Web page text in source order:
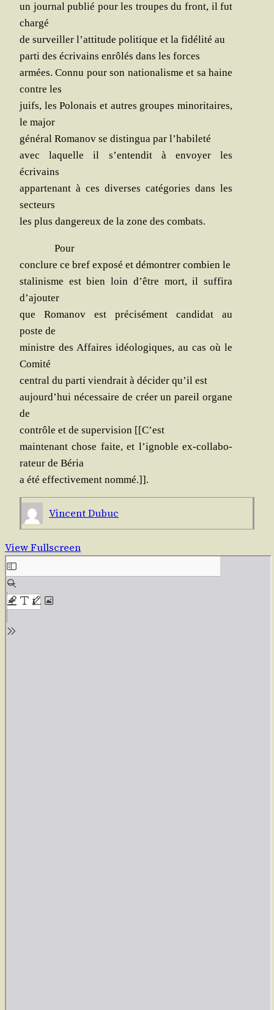
un jour­nal publié pour les troupes du front, il fut
chargé
de sur­veiller l’attitude poli­tique et la fidé­li­té au
par­ti des écri­vains enrô­lés dans les forces
armées. Connu pour son natio­na­lisme et sa haine
contre les
juifs, les Polo­nais et autres groupes mino­ri­taires,
le major
géné­ral Roma­nov se dis­tin­gua par l’habileté
avec laquelle il s’entendit à envoyer les
écrivains
appar­te­nant à ces diverses caté­go­ries dans les
secteurs
les plus dan­ge­reux de la zone des combats.
Pour
conclure ce bref expo­sé et démon­trer com­bien le
sta­li­nisme est bien loin d’être mort, il suf­fi­ra
d’ajouter
que Roma­nov est pré­ci­sé­ment can­di­dat au
poste de
ministre des Affaires idéo­lo­giques, au cas où le
Comité
cen­tral du par­ti vien­drait à déci­der qu’il est
aujourd’hui néces­saire de créer un pareil organe
de
contrôle et de super­vi­sion [[C’est
main­te­nant chose faite, et l’ignoble ex-col­la­bo­
ra­teur de Béria
a été effec­ti­ve­ment nommé.]].
Vincent Dubuc
View Fullscreen